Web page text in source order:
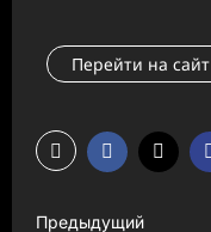
Перейти на сайт
Предыдущий